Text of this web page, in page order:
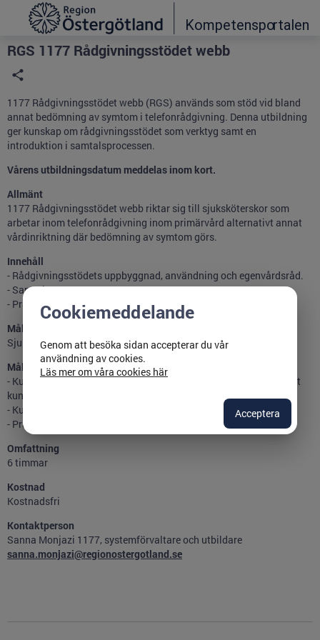
Grade
Portal
RGS 1177 Rådgivningsstödet webb
1177 Rådgivningsstödet webb (RGS) används som stöd vid bland
annat bedömning av symtom i telefonrådgivning. Denna utbildning
ger kunskap om rådgivningsstödet som verktyg samt en
introduktion i samtalsprocessen.
Vårens utbildningsdatum meddelas inom kort.
Allmänt
1177 Rådgivningsstödet webb riktar sig till sjuksköterskor som
arbetar inom telefonrådgivning inom primärvård alternativt annat
vårdinriktning där bedömning av symtom görs.
Innehåll
- Rådgivningsstödets uppbyggnad, användning och egenvårdsråd.
- Samtalsprocessen
- Praktisk träning
Målgrupp
Sjuksköterskor som arbetar i telefonrådgivning.
Mål
- Kunna förstå upplägg och användning av kunskapsstödet för att
kunna arbeta strukturerat och patientsäkert i telefonrådgivning.
- Kunskap om samtalsprocessens roll i telefonrådgivning.
- Praktiskt kunna tillämpa rådgivningsstödet.
Omfattning
6 timmar
Kostnad
Kostnadsfri
Kontaktperson
Sanna Monjazi 1177, systemförvaltare och utbildare
sanna.monjazi@regionostergotland.se
Cookiemeddelande
Genom att besöka sidan accepterar du vår
användning av cookies.
Läs mer om våra cookies här
Acceptera